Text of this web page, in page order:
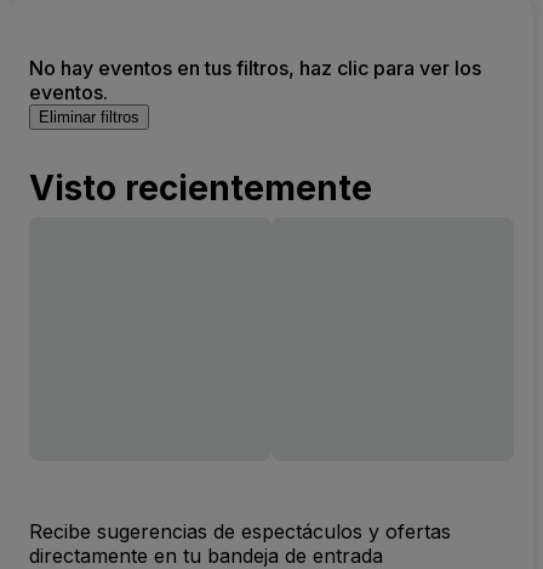
No hay eventos en tus filtros, haz clic para ver los
eventos.
Eliminar filtros
Visto recientemente
Recibe sugerencias de espectáculos y ofertas
directamente en tu bandeja de entrada